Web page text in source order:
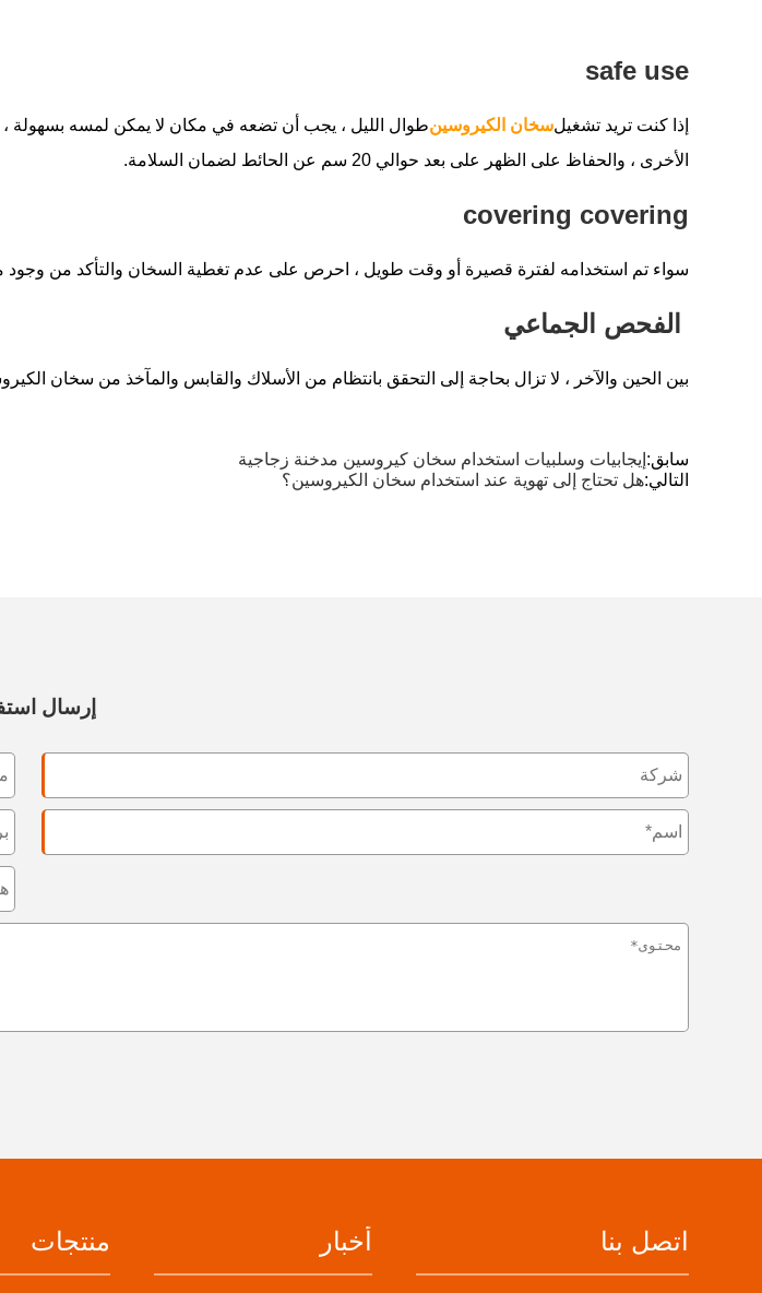
‌safe use‌
إذا كنت تريد تشغيلسخان الكيروسينطوال الليل ، يجب أن تضعه في مكان لا يمكن لمسه بسهولة ،
الأخرى ، والحفاظ على الظهر على بعد حوالي 20 سم عن الحائط لضمان السلامة.
covering covering‌
سواء تم استخدامه لفترة قصيرة أو وقت طويل ، احرص على عدم تغطية السخان والتأكد من وجود
‌ الفحص الجماعي ‌
بين الحين والآخر ، لا تزال بحاجة إلى التحقق بانتظام من الأسلاك والقابس والمآخذ من سخان
سابق: إيجابيات وسلبيات استخدام سخان كيروسين مدخنة زجاجية
التالي:هل تحتاج إلى تهوية عند استخدام سخان الكيروسين؟
إرسال
منتجات أخبار اتصل بنا